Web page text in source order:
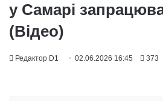
у Самарі
(Відео)
Редактор D1 02.06.2026 16:45 373